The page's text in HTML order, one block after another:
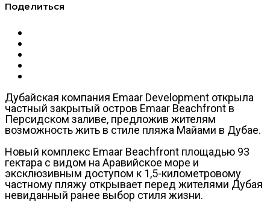
Поделиться
Дубайская компания Emaar Development открыла
частный закрытый остров Emaar Beachfront в
Персидском заливе, предложив жителям
возможность жить в стиле пляжа Майами в Дубае.
Новый комплекс Emaar Beachfront площадью 93
гектара с видом на Аравийское море и
эксклюзивным доступом к 1,5-километровому
частному пляжу открывает перед жителями Дубая
невиданный ранее выбор стиля жизни.